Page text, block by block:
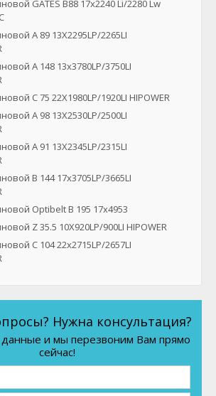
GATES B88 17x2240 Li/2280 Lw
A 89 13X2295LP/2265LI
A 148 13x3780LP/3750LI
C 75 22X1980LP/1920LI HIPOWER
A 98 13X2530LP/2500LI
A 91 13X2345LP/2315LI
B 144 17x3705LP/3665LI
Optibelt B 195 17x4953
Z 35.5 10X920LP/900LI HIPOWER
C 104 22x2715LP/2657LI
Нужна консультация?
данные и мы перезвоним Вам прямо
сейчас!